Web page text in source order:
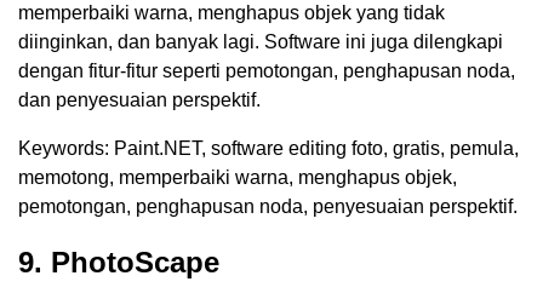
memperbaiki warna, menghapus objek yang tidak
diinginkan, dan banyak lagi. Software ini juga dilengkapi
dengan fitur-fitur seperti pemotongan, penghapusan noda,
dan penyesuaian perspektif.
Keywords: Paint.NET, software editing foto, gratis, pemula,
memotong, memperbaiki warna, menghapus objek,
pemotongan, penghapusan noda, penyesuaian perspektif.
9. PhotoScape